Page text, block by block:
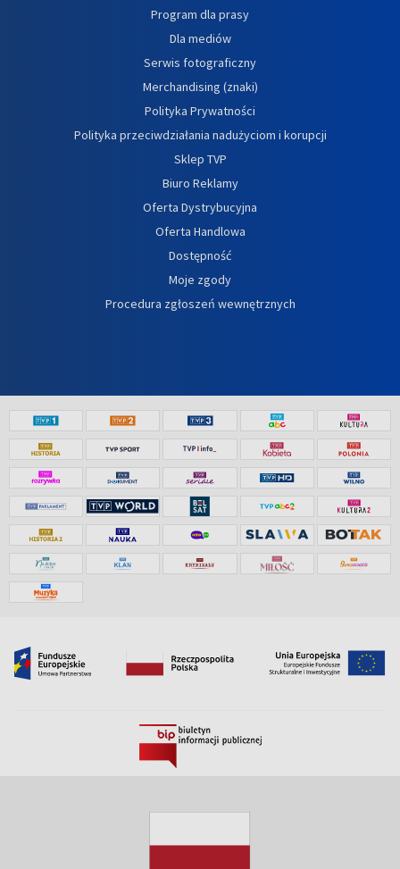
Program dla prasy
Dla mediów
Serwis fotograficzny
Merchandising (znaki)
Polityka Prywatności
Polityka przeciwdziałania nadużyciom i korupcji
Sklep TVP
Biuro Reklamy
Oferta Dystrybucyjna
Oferta Handlowa
Dostępność
Moje zgody
Procedura zgłoszeń wewnętrznych